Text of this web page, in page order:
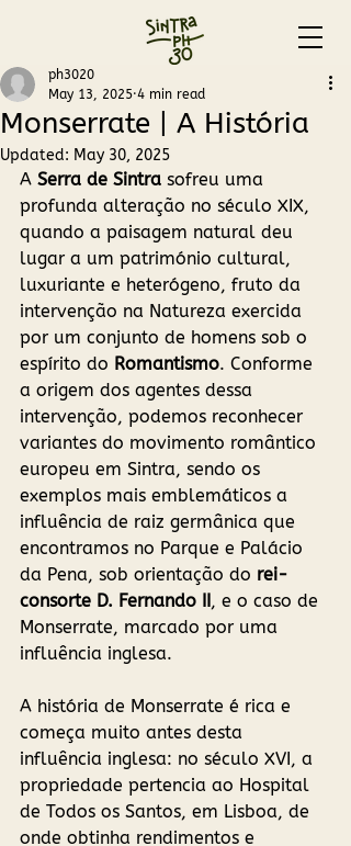
Monserrate | A História
ph3020
May 13, 2025 4 min read
Updated: May 30, 2025
A Serra de Sintra sofreu uma
profunda alteração no século XIX,
quando a paisagem natural deu
lugar a um património cultural,
luxuriante e heterógeno, fruto da
intervenção na Natureza exercida
por um conjunto de homens sob o
espírito do Romantismo. Conforme
a origem dos agentes dessa
intervenção, podemos reconhecer
variantes do movimento romântico
europeu em Sintra, sendo os
exemplos mais emblemáticos a
influência de raiz germânica que
encontramos no Parque e Palácio
da Pena, sob orientação do rei-
consorte D. Fernando II, e o caso de
Monserrate, marcado por uma
influência inglesa.
A história de Monserrate é rica e
começa muito antes desta
influência inglesa: no século XVI, a
propriedade pertencia ao Hospital
de Todos os Santos, em Lisboa, de
onde obtinha rendimentos e